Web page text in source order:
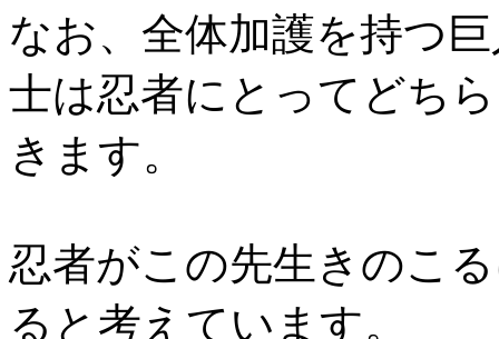
なお、全体加護を持つ
士は忍者にとってどち
きます。
忍者がこの先生きのこ
ると考えています。